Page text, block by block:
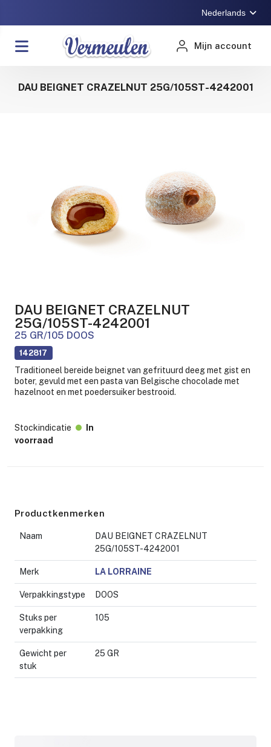
Nederlands
Mijn account
DAU BEIGNET CRAZELNUT 25G/105ST-4242001
DAU BEIGNET CRAZELNUT
25G/105ST-4242001
25 GR/105 DOOS
142817
Traditioneel bereide beignet van gefrituurd deeg met gist en
boter, gevuld met een pasta van Belgische chocolade met
hazelnoot en met poedersuiker bestrooid.
Stockindicatie
In
voorraad
Productkenmerken
Naam
DAU BEIGNET CRAZELNUT
25G/105ST-4242001
Merk LA LORRAINE
Verpakkingstype DOOS
Stuks per
verpakking
105
Gewicht per
stuk
25 GR